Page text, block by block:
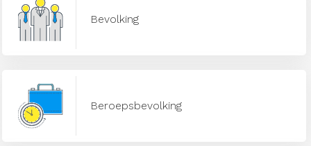
Bevolking
Beroepsbevolking